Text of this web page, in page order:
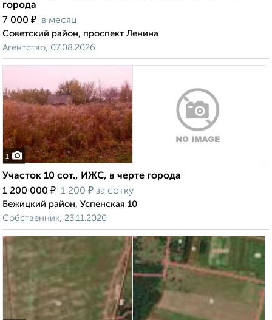
города
7 000 ₽ в месяц
Советский район, проспект Ленина
Агентство, 07.08.2026
1
Участок 10 сот., ИЖС, в черте города
1 200 000 ₽ 1 200 ₽ за сотку
Бежицкий район, Успенская 10
Собственник, 23.11.2020